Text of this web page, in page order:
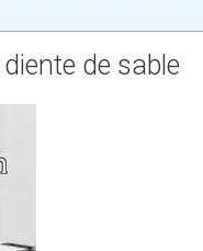
de sable